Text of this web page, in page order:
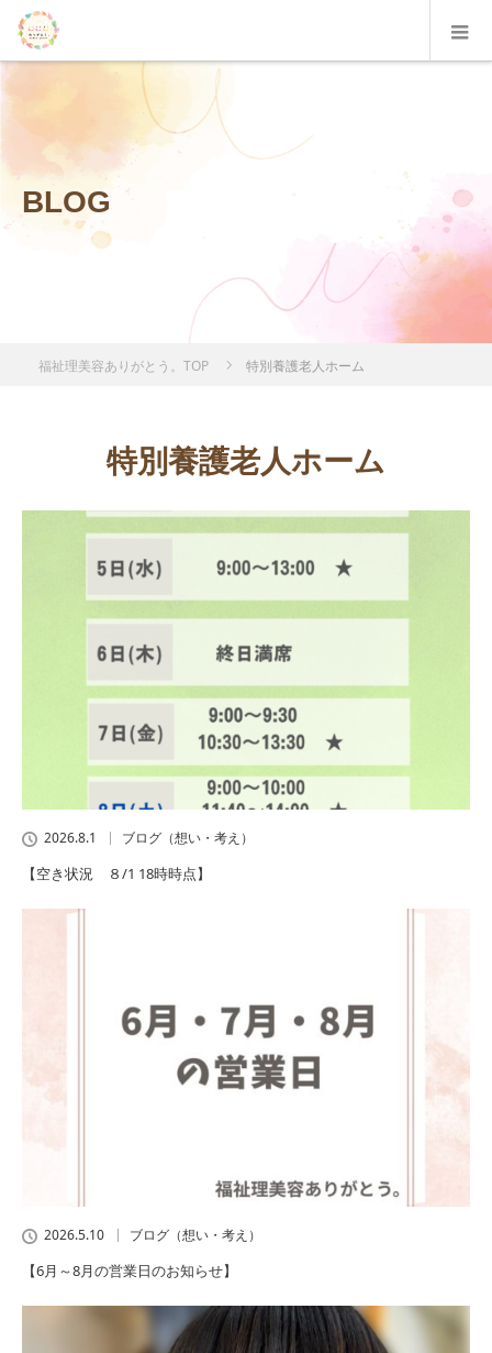
BLOG
福祉理美容ありがとう。TOP 特別養護老人ホーム
特別養護老人ホーム
2026.8.1 ブログ（想い・考え）
【空き状況 ８/1 18時時点】
2026.5.10 ブログ（想い・考え）
【6月～8月の営業日のお知らせ】